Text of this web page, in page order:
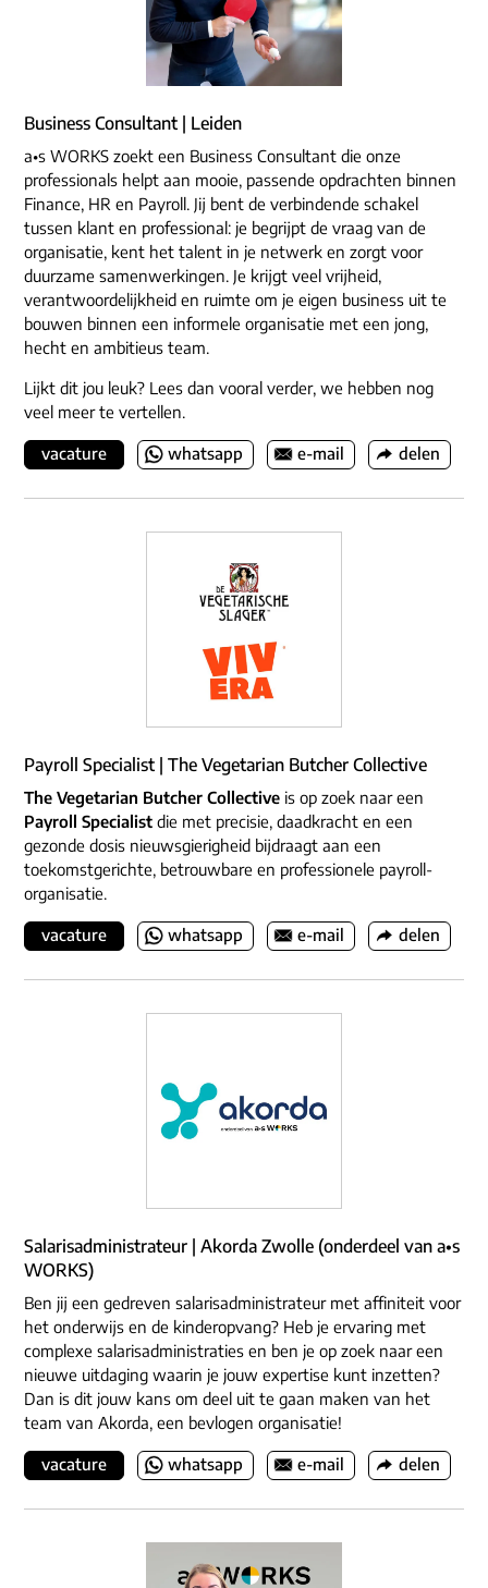
Business Consultant | Leiden
a•s WORKS zoekt een Business Consultant die onze
professionals helpt aan mooie, passende opdrachten binnen
Finance, HR en Payroll. Jij bent de verbindende schakel
tussen klant en professional: je begrijpt de vraag van de
organisatie, kent het talent in je netwerk en zorgt voor
duurzame samenwerkingen. Je krijgt veel vrijheid,
verantwoordelijkheid en ruimte om je eigen business uit te
bouwen binnen een informele organisatie met een jong,
hecht en ambitieus team.
Lijkt dit jou leuk? Lees dan vooral verder, we hebben nog
veel meer te vertellen.
vacature whatsapp e-mail delen
Payroll Specialist | The Vegetarian Butcher Collective
The Vegetarian Butcher Collective is op zoek naar een
Payroll Specialist die met precisie, daadkracht en een
gezonde dosis nieuwsgierigheid bijdraagt aan een
toekomstgerichte, betrouwbare en professionele payroll-
organisatie.
vacature whatsapp e-mail delen
Salarisadministrateur | Akorda Zwolle (onderdeel van a•s
WORKS)
Ben jij een gedreven salarisadministrateur met affiniteit voor
het onderwijs en de kinderopvang? Heb je ervaring met
complexe salarisadministraties en ben je op zoek naar een
nieuwe uitdaging waarin je jouw expertise kunt inzetten?
Dan is dit jouw kans om deel uit te gaan maken van het
team van Akorda, een bevlogen organisatie!
vacature whatsapp e-mail delen